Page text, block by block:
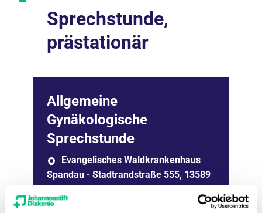
Sprechstunde,
prästationär
Allgemeine
Gynäkologische
Sprechstunde
Evangelisches Waldkrankenhaus
Spandau - Stadtrandstraße 555, 13589
Berlin